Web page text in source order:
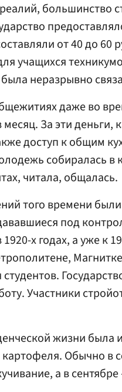
большинство
от 40 до 60
учащихся
неразрывно
даже во
За эти деньги,
доступ к общим
собиралась в
читала, общалась.
того времени
под
х годах, а уже к
Участники
жизни была
Обычно в
а в